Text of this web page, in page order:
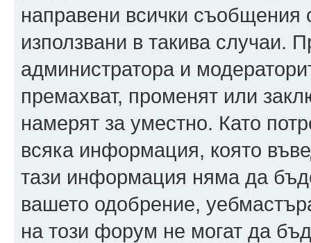
направени всички съобщения
използвани в такива случаи.
администратора и
премахват, променят или
намерят за уместно. Като
всяка информация, която
тази информация няма да
вашето одобрение,
на този форум не могат да